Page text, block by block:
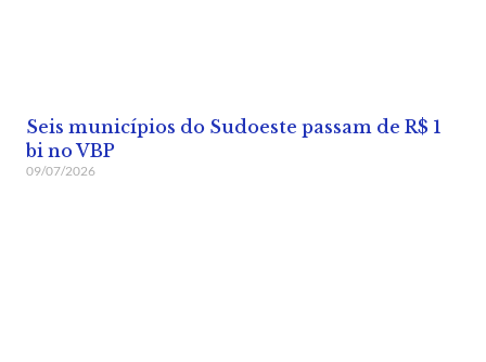
Seis municípios do Sudoeste passam de R$ 1
bi no VBP
09/07/2026